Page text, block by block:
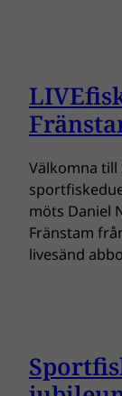
Välkomna till
möts Daniel
Fränstam
livesänd